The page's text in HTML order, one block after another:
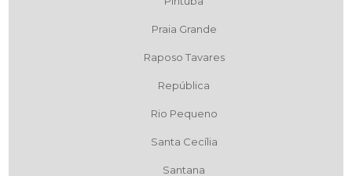
Praia Grande
Raposo Tavares
República
Rio Pequeno
Santa Cecília
Santana